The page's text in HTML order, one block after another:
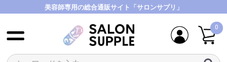
美容師専用の総合通販サイト「サロンサプリ」
0